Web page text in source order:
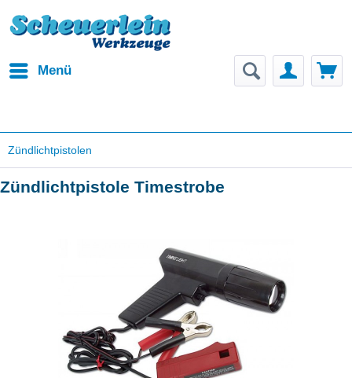
Menü
Zündlichtpistolen
Zündlichtpistole Timestrobe